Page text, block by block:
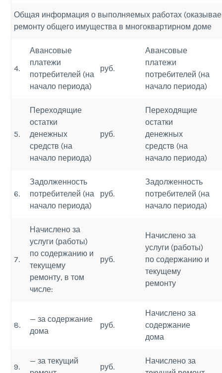
Общая информация о выполняемых работах
ремонту общего имущества в многоквартирном доме
4.
Авансовые
платежи
потребителей (на
начало периода)
руб.
Авансовые
платежи
потребителей (на
начало периода)
5.
Переходящие
остатки
денежных
средств (на
начало периода)
руб.
Переходящие
остатки
денежных
средств (на
начало периода)
6.
Задолженность
потребителей (на
начало периода)
руб.
Задолженность
потребителей (на
начало периода)
7.
Начислено за
услуги (работы)
по содержанию и
текущему
ремонту, в том
числе:
руб.
Начислено за
услуги (работы)
по содержанию и
текущему
ремонту
8.
— за содержание
дома
руб.
Начислено за
содержание
дома
9.
— за текущий
руб.
Начислено за